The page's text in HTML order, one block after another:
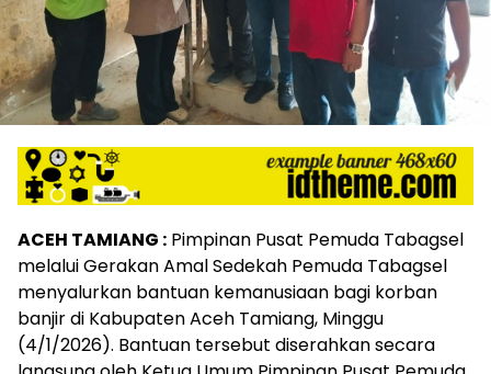
ACEH TAMIANG : Pimpinan Pusat Pemuda Tabagsel
melalui Gerakan Amal Sedekah Pemuda Tabagsel
menyalurkan bantuan kemanusiaan bagi korban
banjir di Kabupaten Aceh Tamiang, Minggu
(4/1/2026). Bantuan tersebut diserahkan secara